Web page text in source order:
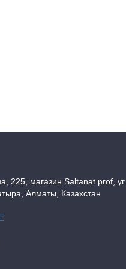
225, магазин Saltanat prof, уг.
Алматы, Казахстан